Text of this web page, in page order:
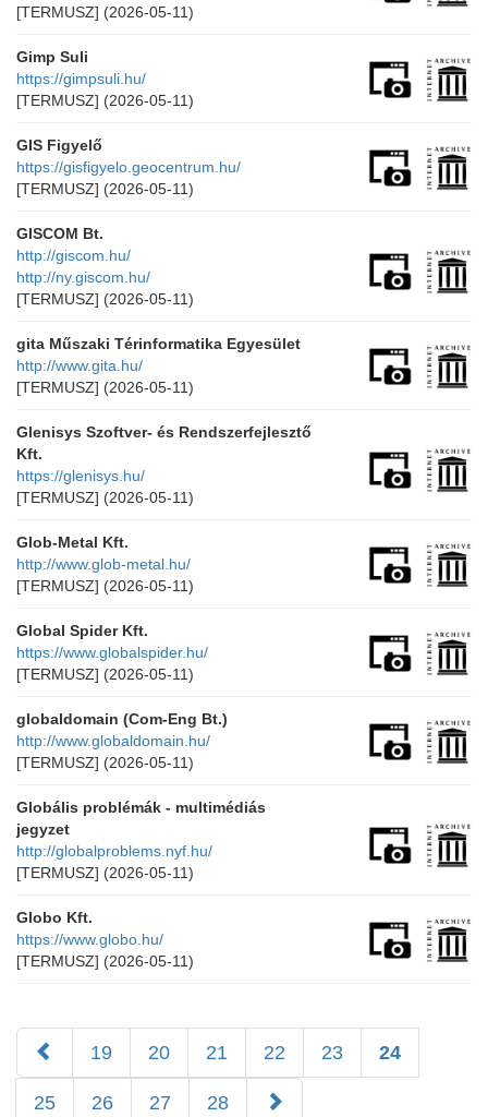
[TERMUSZ] (2026-05-11)
Gimp Suli
https://gimpsuli.hu/
[TERMUSZ] (2026-05-11)
GIS Figyelő
https://gisfigyelo.geocentrum.hu/
[TERMUSZ] (2026-05-11)
GISCOM Bt.
http://giscom.hu/
http://ny.giscom.hu/
[TERMUSZ] (2026-05-11)
gita Műszaki Térinformatika Egyesület
http://www.gita.hu/
[TERMUSZ] (2026-05-11)
Glenisys Szoftver- és Rendszerfejlesztő
Kft.
https://glenisys.hu/
[TERMUSZ] (2026-05-11)
Glob-Metal Kft.
http://www.glob-metal.hu/
[TERMUSZ] (2026-05-11)
Global Spider Kft.
https://www.globalspider.hu/
[TERMUSZ] (2026-05-11)
globaldomain (Com-Eng Bt.)
http://www.globaldomain.hu/
[TERMUSZ] (2026-05-11)
Globális problémák - multimédiás
jegyzet
http://globalproblems.nyf.hu/
[TERMUSZ] (2026-05-11)
Globo Kft.
https://www.globo.hu/
[TERMUSZ] (2026-05-11)
19 20 21 22 23 24
25 26 27 28